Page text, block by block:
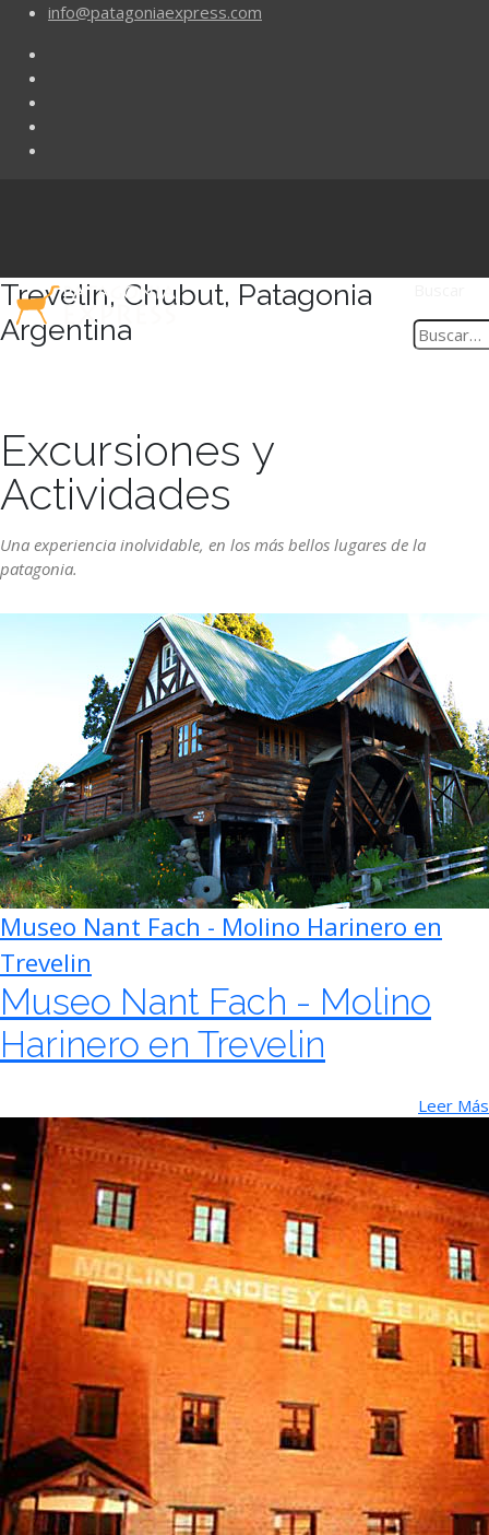
info@patagoniaexpress.com
Trevelin, Chubut, Patagonia
Argentina
Excursiones y
Actividades
Una experiencia inolvidable, en los más bellos lugares de la
patagonia.
Museo Nant Fach - Molino Harinero en
Trevelin
Museo Nant Fach - Molino
Harinero en Trevelin
Leer Más